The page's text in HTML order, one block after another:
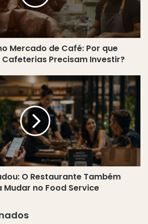
Mercado de Café: Por que
Precisam Investir?
O Restaurante Também
Mudar no Food Service